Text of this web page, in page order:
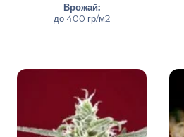
Врожай:
до 400 гр/м2